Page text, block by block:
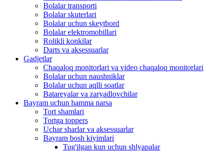
Bolalar transporti
Bolalar skuterlari
Bolalar uchun skeytbord
Bolalar elektromobillari
Rolikli konkilar
Darts va aksessuarlar
Gadjetlar
Chaqaloq monitorlari va video chaqaloq monitorlari
Bolalar uchun naushniklar
Bolalar uchun aqlli soatlar
Batareyalar va zaryadlovchilar
Bayram uchun hamma narsa
Tort shamlari
Tortga toppers
Uchar sharlar va aksessuarlar
Bayram bosh kiyimlari
Tug'ilgan kun uchun shlyapalar